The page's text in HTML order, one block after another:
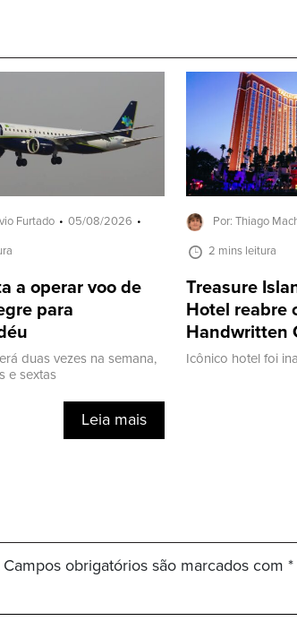
Furtado 05/08/2026
a operar voo de
para
duas vezes na semana,
e sextas
Leia mais
Por: Thiago
2 mins leitura
Treasure
Hotel reabre
Handwritten
Icônico hotel foi
Campos obrigatórios são marcados com *